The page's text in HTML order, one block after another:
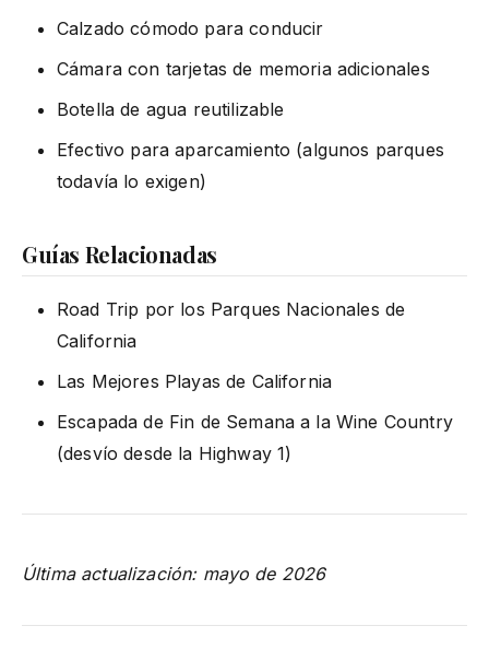
Calzado cómodo para conducir
Cámara con tarjetas de memoria adicionales
Botella de agua reutilizable
Efectivo para aparcamiento (algunos parques
todavía lo exigen)
Guías Relacionadas
Road Trip por los Parques Nacionales de
California
Las Mejores Playas de California
Escapada de Fin de Semana a la Wine Country
(desvío desde la Highway 1)
Última actualización: mayo de 2026